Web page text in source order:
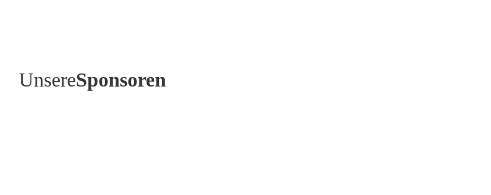
UnsereSponsoren